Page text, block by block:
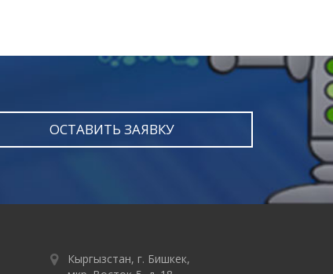
ОСТАВИТЬ ЗАЯВКУ
Кыргызстан, г. Бишкек,